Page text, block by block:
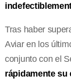
Tras haber
Aviar en los
conjunto con el
rápidamente su